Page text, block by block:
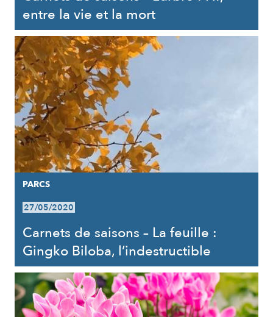
entre la vie et la mort
PARCS
27/05/2020
Carnets de saisons – La feuille :
Gingko Biloba, l’indestructible